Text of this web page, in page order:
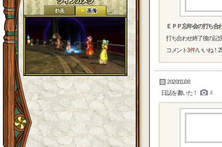
ＥＰＰ忘年会の打ち合
打ち合わせ終了後の記
コメント3件/ いいね！
2020/11/08
日誌を書いた！
4